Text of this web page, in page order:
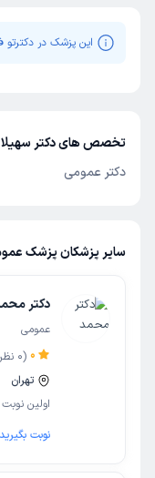
این پزشک در
تخصص های دکتر
دکتر عمومی
سایر پزشکان پزشک
دکتر
عمومی
0
(
0
تهران
اولین
نوبت بگیرید